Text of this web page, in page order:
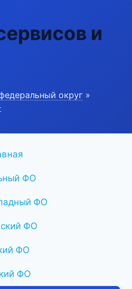
и
округ »
ФО
ФО
ФО
ФО
ФО